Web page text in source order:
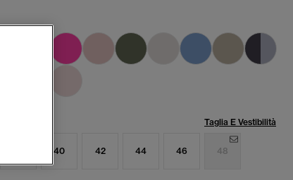
Taglia E Vestibilità
40 42 44 46 48